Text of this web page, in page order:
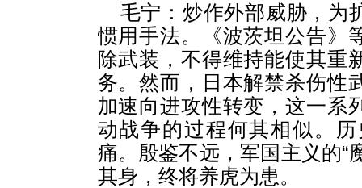
毛宁：炒作外部威胁，为
惯用手法。《波茨坦公告》
除武装，不得维持能使其重
务。然而，日本解禁杀伤性
加速向进攻性转变，这一系
动战争的过程何其相似。
痛。殷鉴不远，军国主义的“
其身，终将养虎为患。